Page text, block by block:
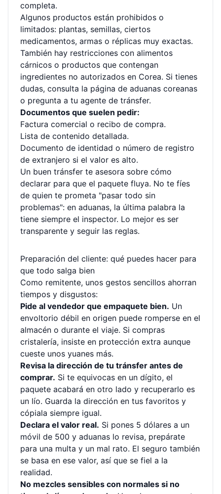
completa.
Algunos productos están prohibidos o
limitados: plantas, semillas, ciertos
medicamentos, armas o réplicas muy exactas.
También hay restricciones con alimentos
cárnicos o productos que contengan
ingredientes no autorizados en Corea. Si tienes
dudas, consulta la página de aduanas coreanas
o pregunta a tu agente de tránsfer.
Documentos que suelen pedir:
Factura comercial o recibo de compra.
Lista de contenido detallada.
Documento de identidad o número de registro
de extranjero si el valor es alto.
Un buen tránsfer te asesora sobre cómo
declarar para que el paquete fluya. No te fíes
de quien te prometa "pasar todo sin
problemas": en aduanas, la última palabra la
tiene siempre el inspector. Lo mejor es ser
transparente y seguir las reglas.
Preparación del cliente: qué puedes hacer para
que todo salga bien
Como remitente, unos gestos sencillos ahorran
tiempos y disgustos:
Pide al vendedor que empaquete bien. Un
envoltorio débil en origen puede romperse en el
almacén o durante el viaje. Si compras
cristalería, insiste en protección extra aunque
cueste unos yuanes más.
Revisa la dirección de tu tránsfer antes de
comprar. Si te equivocas en un dígito, el
paquete acabará en otro lado y recuperarlo es
un lío. Guarda la dirección en tus favoritos y
cópiala siempre igual.
Declara el valor real. Si pones 5 dólares a un
móvil de 500 y aduanas lo revisa, prepárate
para una multa y un mal rato. El seguro también
se basa en ese valor, así que se fiel a la
realidad.
No mezcles sensibles con normales si no